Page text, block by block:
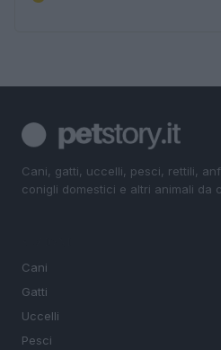
Cani, gatti, uccelli, pesci, rettili,
conigli domestici e altri animali da
Cani
Gatti
Uccelli
Pesci